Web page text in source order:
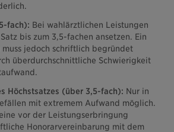
fach): Bei wahlärztlichen Leistungen
bis zum 3,5-fachen ansetzen. Ein
muss jedoch schriftlich begründet
überdurchschnittliche Schwierigkeit
Höchstsatzes (über 3,5-fach): Nur in
mit extremem Aufwand möglich.
vor der Leistungserbringung
Honorarvereinbarung mit dem